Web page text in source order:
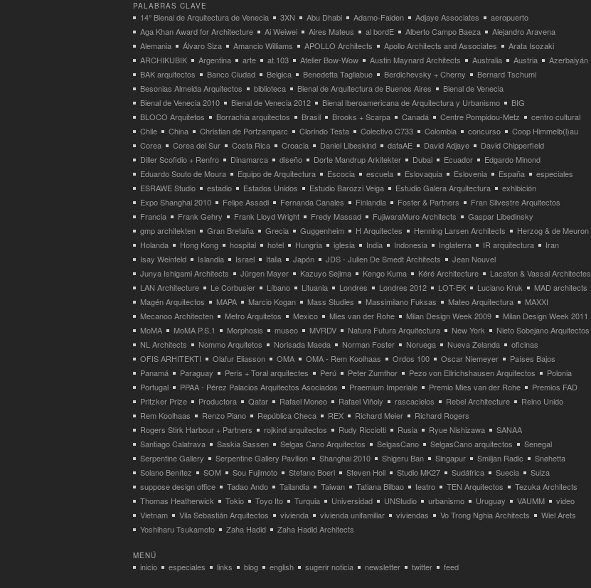
PALABRAS CLAVE
14° Bienal de Arquitectura de Venecia 3XN Abu Dhabi Adamo-Faiden Adjaye Associates
aeropuerto
Aga Khan Award for Architecture
Ai Weiwei Aires Mateus al bordE Alberto Campo Baeza
Alejandro Aravena
Alemania
Álvaro Siza Amancio Williams APOLLO Architects Apollo Architects and Associates
Arata Isozaki
ARCHIKUBIK
Argentina arte at.103 Atelier Bow-Wow Austin Maynard Architects Australia Austria
Azerbaiyán
BAK arquitectos
Banco Ciudad Belgica Benedetta Tagliabue Berdichevsky + Cherny
Bernard Tschumi
Besonias Almeida Arquitectos
biblioteca Bienal de Arquitectura de Buenos Aires
Bienal de Venecia
Bienal de Venecia 2010
Bienal de Venecia 2012 Bienal Iberoamericana de Arquitectura y Urbanismo
BIG
BLOCO Arquitetos
Borrachia arquitectos Brasil Brooks + Scarpa Canadá Centre Pompidou-Metz
centro cultural
Chile
China Christian de Portzamparc Clorindo Testa Colectivo C733 Colombia concurso
Coop Himmelb(l)au
Corea
Corea del Sur Costa Rica Croacia Daniel Libeskind dataAE David Adjaye
David Chipperfield
Diller Scofidio + Renfro
Dinamarca diseño Dorte Mandrup Arkitekter Dubai Ecuador
Edgardo Minond
Eduardo Souto de Moura
Equipo de Arquitectura Escocia escuela Eslovaquia Eslovenia España
especiales
ESRAWE Studio
estadio Estados Unidos Estudio Barozzi Veiga Estudio Galera Arquitectura
exhibición
Expo Shanghai 2010
Felipe Assadi Fernanda Canales Finlandia Foster & Partners
Fran Silvestre Arquitectos
Francia
Frank Gehry Frank Lloyd Wright Fredy Massad FujiwaraMuro Architects
Gaspar Libedinsky
gmp architekten
Gran Bretaña Grecia Guggenheim H Arquitectes Henning Larsen Architects
Herzog & de Meuron
Holanda
Hong Kong hospital hotel Hungria iglesia India Indonesia Inglaterra IR arquitectura
Iran
Isay Weinfeld
Islandia Israel Italia Japón JDS - Julien De Smedt Architects
Jean Nouvel
Junya Ishigami Architects
Jürgen Mayer Kazuyo Sejima Kengo Kuma Kéré Architecture
Lacaton & Vassal Architectes
LAN Architecture
Le Corbusier Líbano Lituania Londres Londres 2012 LOT-EK Luciano Kruk
MAD architects
Magén Arquitectos
MAPA Marcio Kogan Mass Studies Massimilano Fuksas Mateo Arquitectura
MAXXI
Mecanoo Architecten
Metro Arquitetos Mexico Mies van der Rohe Milan Design Week 2009
Milan Design Week 2011
MoMA
MoMA P.S.1 Morphosis museo MVRDV Natura Futura Arquitectura New York
Nieto Sobejano Arquitectos
NL Architects
Nommo Arquitetos Norisada Maeda Norman Foster Noruega Nueva Zelanda
oficinas
OFIS ARHITEKTI
Olafur Eliasson OMA OMA - Rem Koolhaas Ordos 100 Oscar Niemeyer
Países Bajos
Panamá
Paraguay Peris + Toral arquitectes Perú Peter Zumthor Pezo von Ellrichshausen Arquitectos
Polonia
Portugal
PPAA - Pérez Palacios Arquitectos Asociados Praemium Imperiale Premio Mies van der Rohe
Premios FAD
Pritzker Prize
Productora Qatar Rafael Moneo Rafael Viñoly rascacielos Rebel Architecture
Reino Unido
Rem Koolhaas
Renzo Piano República Checa REX Richard Meier
Richard Rogers
Rogers Stirk Harbour + Partners
rojkind arquitectos Rudy Ricciotti Rusia Ryue Nishizawa
SANAA
Santiago Calatrava
Saskia Sassen Selgas Cano Arquitectos SelgasCano SelgasCano arquitectos
Senegal
Serpentine Gallery
Serpentine Gallery Pavilion Shanghai 2010 Shigeru Ban Singapur Smiljan Radic
Snøhetta
Solano Benítez
SOM Sou Fujimoto Stefano Boeri Steven Holl Studio MK27 Sudáfrica Suecia
Suiza
suppose design office
Tadao Ando Tailandia Taiwan Tatiana Bilbao teatro TEN Arquitectos
Tezuka Architects
Thomas Heatherwick
Tokio Toyo Ito Turquia Universidad UNStudio urbanismo Uruguay VAUMM
video
Vietnam
Vila Sebastián Arquitectos vivienda vivienda unifamiliar viviendas Vo Trong Nghia Architects
Wiel Arets
Yoshiharu Tsukamoto
Zaha Hadid Zaha Hadid Architects
MENÚ
inicio especiales links blog english sugerir noticia newsletter twitter feed